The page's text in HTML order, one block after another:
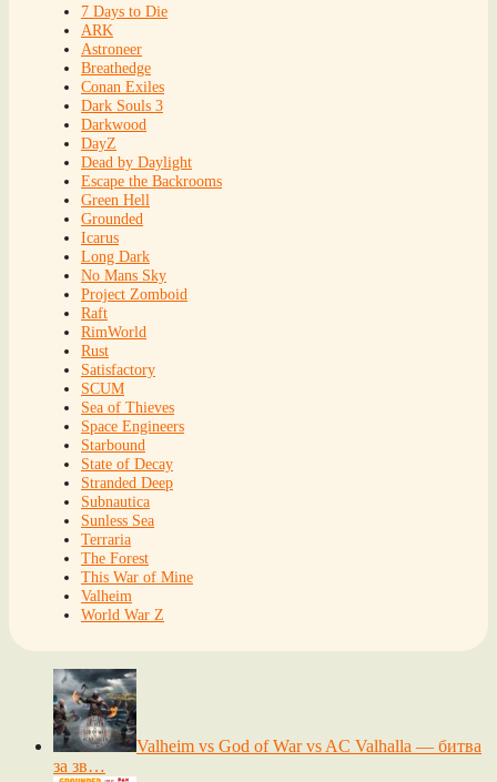
7 Days to Die
ARK
Astroneer
Breathedge
Conan Exiles
Dark Souls 3
Darkwood
DayZ
Dead by Daylight
Escape the Backrooms
Green Hell
Grounded
Icarus
Long Dark
No Mans Sky
Project Zomboid
Raft
RimWorld
Rust
Satisfactory
SCUM
Sea of Thieves
Space Engineers
Starbound
State of Decay
Stranded Deep
Subnautica
Sunless Sea
Terraria
The Forest
This War of Mine
Valheim
World War Z
Valheim vs God of War vs AC Valhalla — битва
за зв…